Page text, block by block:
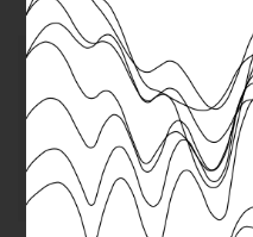
DEPPcerca
Engineer da
Scopri di più e